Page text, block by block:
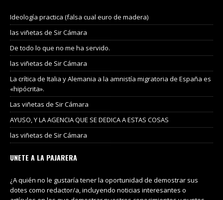
Ideología practica (falsa cual euro de madera)
las viñetas de Sir Cámara
De todo lo que no me ha servido.
las viñetas de Sir Cámara
La crítica de Italia y Alemania a la amnistía migratoria de España es
«hipócrita».
Las viñetas de Sir Cámara
AYUSO, Y LA AGENCIA QUE SE DEDICA A ESTAS COSAS
las viñetas de Sir Cámara
UNETE A LA PAJARERA
¿A quién no le gustaría tener la oportunidad de demostrar sus
dotes como redactor/a, incluyendo noticias interesantes o